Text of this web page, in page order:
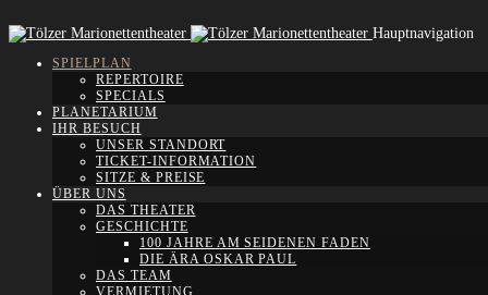
Hauptnavigation
SPIELPLAN
REPERTOIRE
SPECIALS
PLANETARIUM
IHR BESUCH
UNSER STANDORT
TICKET-INFORMATION
SITZE & PREISE
ÜBER UNS
DAS THEATER
GESCHICHTE
100 JAHRE AM SEIDENEN FADEN
DIE ÄRA OSKAR PAUL
DAS TEAM
VERMIETUNG